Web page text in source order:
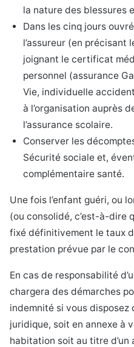
la nature des blessures
Dans les cinq jours
l’assureur (en précisant
joignant le certificat
personnel (assurance
Vie, individuelle
à l’organisation auprès
l’assurance scolaire.
Conserver les
Sécurité sociale et,
complémentaire santé.
Une fois l’enfant guéri, ou
(ou consolidé, c’est-à-dire
fixé définitivement le taux
prestation prévue par le
En cas de responsabilité
chargera des démarches
indemnité si vous
juridique, soit en annexe à
habitation soit au titre d’un